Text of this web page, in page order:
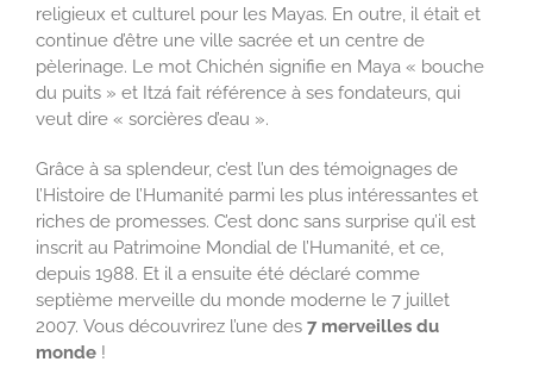
religieux et culturel pour les Mayas. En outre, il était et
continue d’être une ville sacrée et un centre de
pèlerinage. Le mot Chichén signifie en Maya « bouche
du puits » et Itzá fait référence à ses fondateurs, qui
veut dire « sorcières d’eau ».
Grâce à sa splendeur, c’est l’un des témoignages de
l’Histoire de l’Humanité parmi les plus intéressantes et
riches de promesses. C’est donc sans surprise qu’il est
inscrit au Patrimoine Mondial de l’Humanité, et ce,
depuis 1988. Et il a ensuite été déclaré comme
septième merveille du monde moderne le 7 juillet
2007. Vous découvrirez l’une des 7 merveilles du
monde !